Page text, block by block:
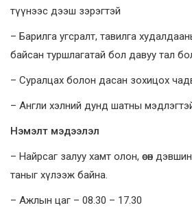
түүнээс дээш зэрэгтэй
– Барилга угсралт, тавилга
байсан туршлагатай бол давуу тал
– Суралцах болон дасан зохицох
– Англи хэлний дунд шатны
Нэмэлт мэдээлэл
– Найрсаг залуу хамт олон, өсөн
таныг хүлээж байна.
– Ажлын цаг – 08.30 – 17.30